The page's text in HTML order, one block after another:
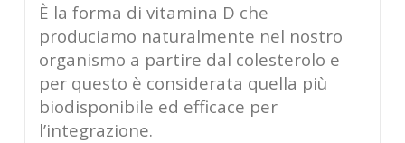
È la forma di vitamina D che
produciamo naturalmente nel nostro
organismo a partire dal colesterolo e
per questo è considerata quella più
biodisponibile ed efficace per
l’integrazione.